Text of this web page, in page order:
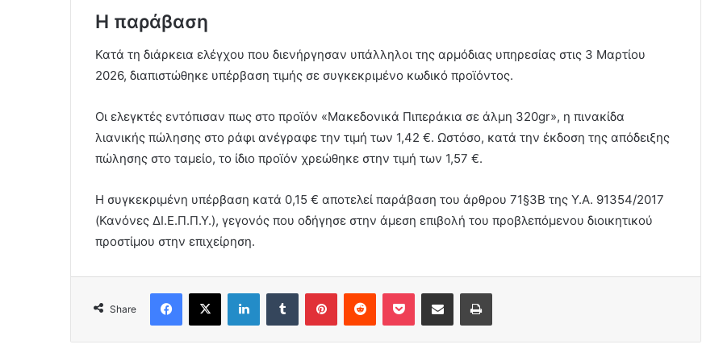
Η παράβαση
Κατά τη διάρκεια ελέγχου που διενήργησαν υπάλληλοι της αρμόδιας υπηρεσίας στις 3 Μαρτίου
2026, διαπιστώθηκε υπέρβαση τιμής σε συγκεκριμένο κωδικό προϊόντος.
Οι ελεγκτές εντόπισαν πως στο προϊόν «Μακεδονικά Πιπεράκια σε άλμη 320gr», η πινακίδα
λιανικής πώλησης στο ράφι ανέγραφε την τιμή των 1,42 €. Ωστόσο, κατά την έκδοση της απόδειξης
πώλησης στο ταμείο, το ίδιο προϊόν χρεώθηκε στην τιμή των 1,57 €.
Η συγκεκριμένη υπέρβαση κατά 0,15 € αποτελεί παράβαση του άρθρου 71§3Β της Υ.Α. 91354/2017
(Κανόνες ΔΙ.Ε.Π.Π.Υ.), γεγονός που οδήγησε στην άμεση επιβολή του προβλεπόμενου διοικητικού
προστίμου στην επιχείρηση.
Share
Facebook
X LinkedInTumblr PinterestReddit Pocket Share via Email Print